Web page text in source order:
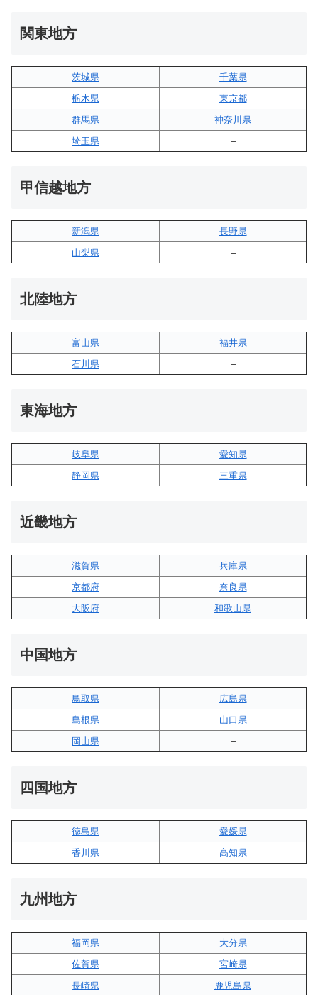
関東地方
茨城県
千葉県
栃木県
東京都
群馬県
神奈川県
埼玉県
–
甲信越地方
新潟県
長野県
山梨県
–
北陸地方
富山県
福井県
石川県
–
東海地方
岐阜県
愛知県
静岡県
三重県
近畿地方
滋賀県
兵庫県
京都府
奈良県
大阪府
和歌山県
中国地方
鳥取県
広島県
島根県
山口県
岡山県
–
四国地方
徳島県
愛媛県
香川県
高知県
九州地方
福岡県
大分県
佐賀県
宮崎県
長崎県
鹿児島県